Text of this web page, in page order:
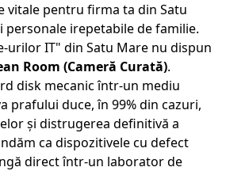
vitale pentru firma ta din Satu
personale irepetabile de familie.
urilor IT" din Satu Mare nu dispun
Room (Cameră Curată).
disk mecanic într-un mediu
prafului duce, în 99% din cazuri,
și distrugerea definitivă a
ca dispozitivele cu defect
direct într-un laborator de